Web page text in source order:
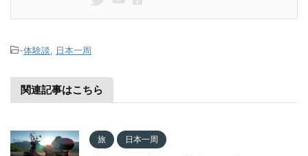
-体験談 日本一周
関連記事はこちら
旅 日本一周